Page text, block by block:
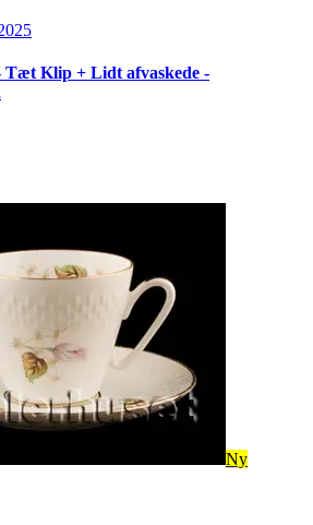
Tæt Klip + Lidt afvaskede -
Ny